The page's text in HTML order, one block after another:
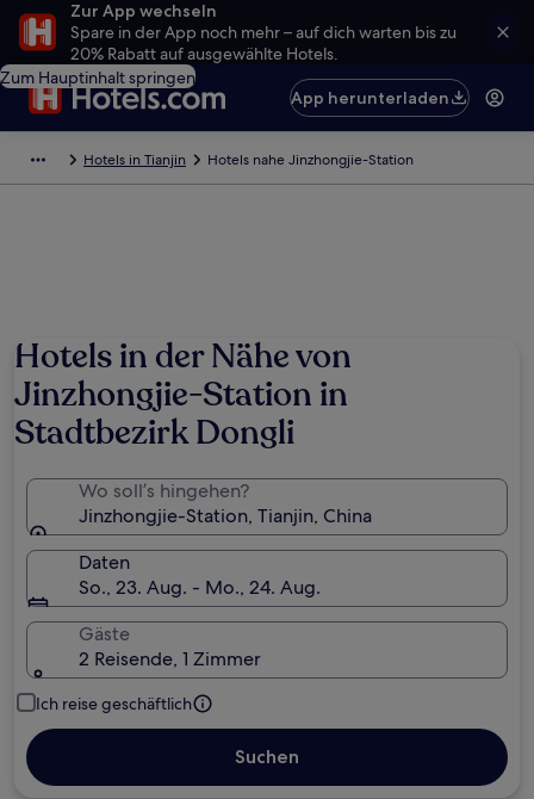
Zur App wechseln
Spare in der App noch mehr – auf dich warten bis zu
20% Rabatt auf ausgewählte Hotels.
Zum Hauptinhalt springen
App herunterladen
Hotels in Tianjin Hotels nahe Jinzhongjie-Station
Hotels in der Nähe von
Jinzhongjie-Station in
Stadtbezirk Dongli
Wo soll’s hingehen?
Jinzhongjie-Station, Tianjin, China
Daten
So., 23. Aug. - Mo., 24. Aug.
Gäste
2 Reisende, 1 Zimmer
Ich reise geschäftlich
Suchen